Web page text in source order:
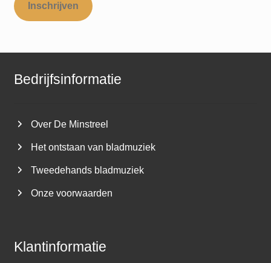
Inschrijven
Bedrijfsinformatie
Over De Minstreel
Het ontstaan van bladmuziek
Tweedehands bladmuziek
Onze voorwaarden
Klantinformatie